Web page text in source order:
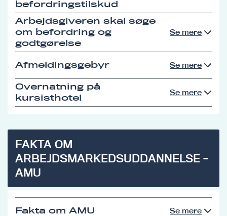
befordringstilskud
Arbejdsgiveren skal søge
om befordring og
godtgørelse
Se mere
Afmeldingsgebyr Se mere
Overnatning på
kursisthotel
Se mere
FAKTA OM
ARBEJDSMARKEDSUDDANNELSE -
AMU
Fakta om AMU Se mere